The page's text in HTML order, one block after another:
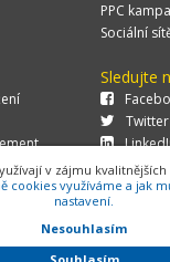
PPC
Sociální
Sledujte
Twitter
s.r.o.,Za Potokem 46/4,
270 421, verze 1.29.0.143,
v zájmu kvalitnějších
cookies využíváme a jak
nastavení.
Nesouhlasím
Souhlasím